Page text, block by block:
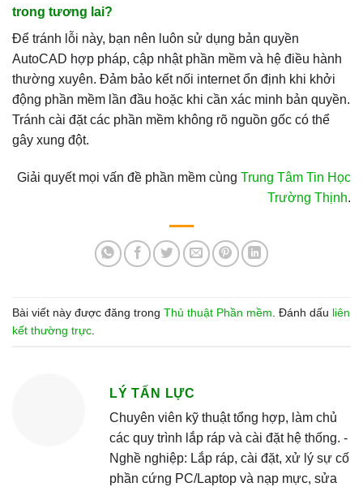
trong tương lai?
Để tránh lỗi này, bạn nên luôn sử dụng bản quyền
AutoCAD hợp pháp, cập nhật phần mềm và hệ điều hành
thường xuyên. Đảm bảo kết nối internet ổn định khi khởi
động phần mềm lần đầu hoặc khi cần xác minh bản quyền.
Tránh cài đặt các phần mềm không rõ nguồn gốc có thể
gây xung đột.
Giải quyết mọi vấn đề phần mềm cùng Trung Tâm Tin Học
Trường Thịnh.
Bài viết này được đăng trong Thủ thuật Phần mềm . Đánh dấu liên
kết thường trực
LÝ TẤN LỰC
Chuyên viên kỹ thuật tổng hợp, làm chủ
các quy trình lắp ráp và cài đặt hệ thống. -
Nghề nghiệp: Lắp ráp, cài đặt, xử lý sự cố
phần cứng PC/Laptop và nạp mực, sửa